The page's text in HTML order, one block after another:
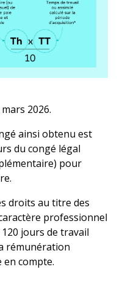
2026.
ainsi obtenu est
du congé légal
pour
droits au titre des
professionnel
jours de travail
rémunération
en compte.